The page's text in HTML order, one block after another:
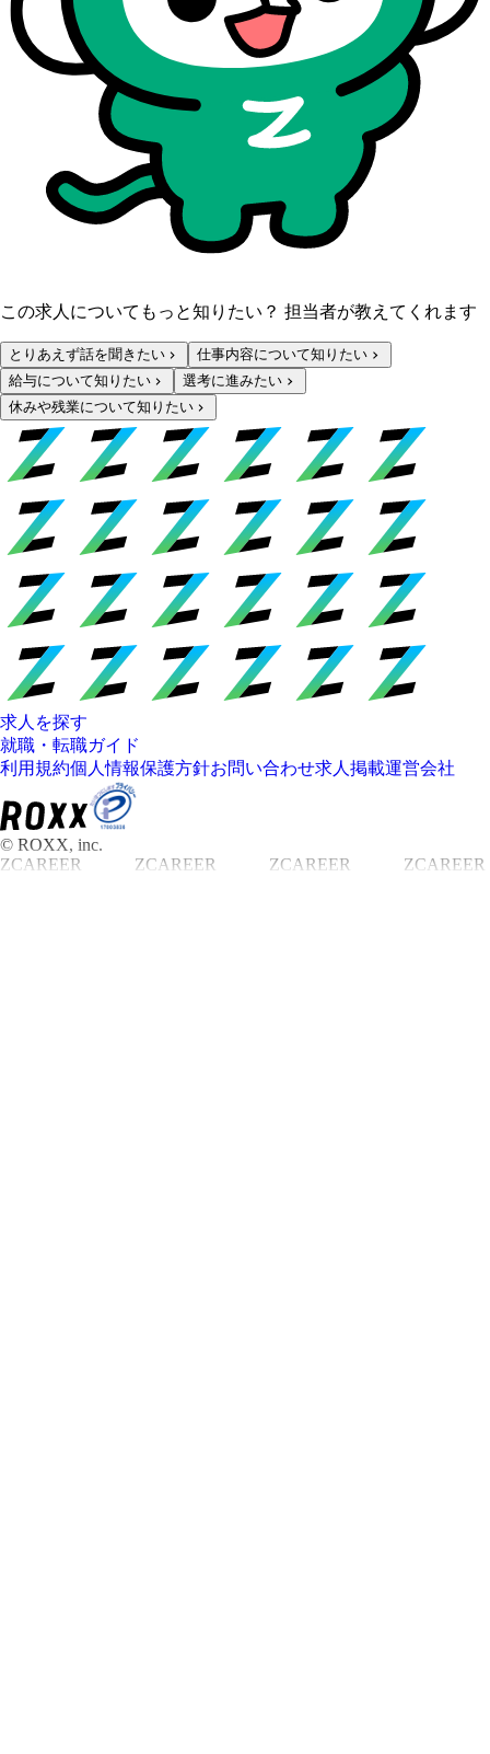
この求人についてもっと知りたい？ 担当者が教えてくれます
とりあえず話を聞きたい
仕事内容について知りたい
給与について知りたい
選考に進みたい
休みや残業について知りたい
求人を探す
就職・転職ガイド
利用規約個人情報保護方針お問い合わせ求人掲載運営会社
© ROXX, inc.
ZCAREER
ZCAREER ZCAREER ZCAREER